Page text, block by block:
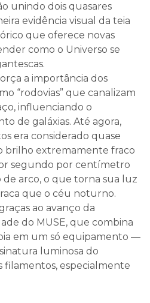
unindo dois quasares
evidência visual da teia
que oferece novas
como o Universo se
a importância dos
“rodovias” que canalizam
influenciando o
de galáxias. Até agora,
era considerado quase
brilho extremamente fraco
segundo por centímetro
arco, o que torna sua luz
que o céu noturno.
ao avanço da
do MUSE, que combina
em um só equipamento —
luminosa do
filamentos, especialmente